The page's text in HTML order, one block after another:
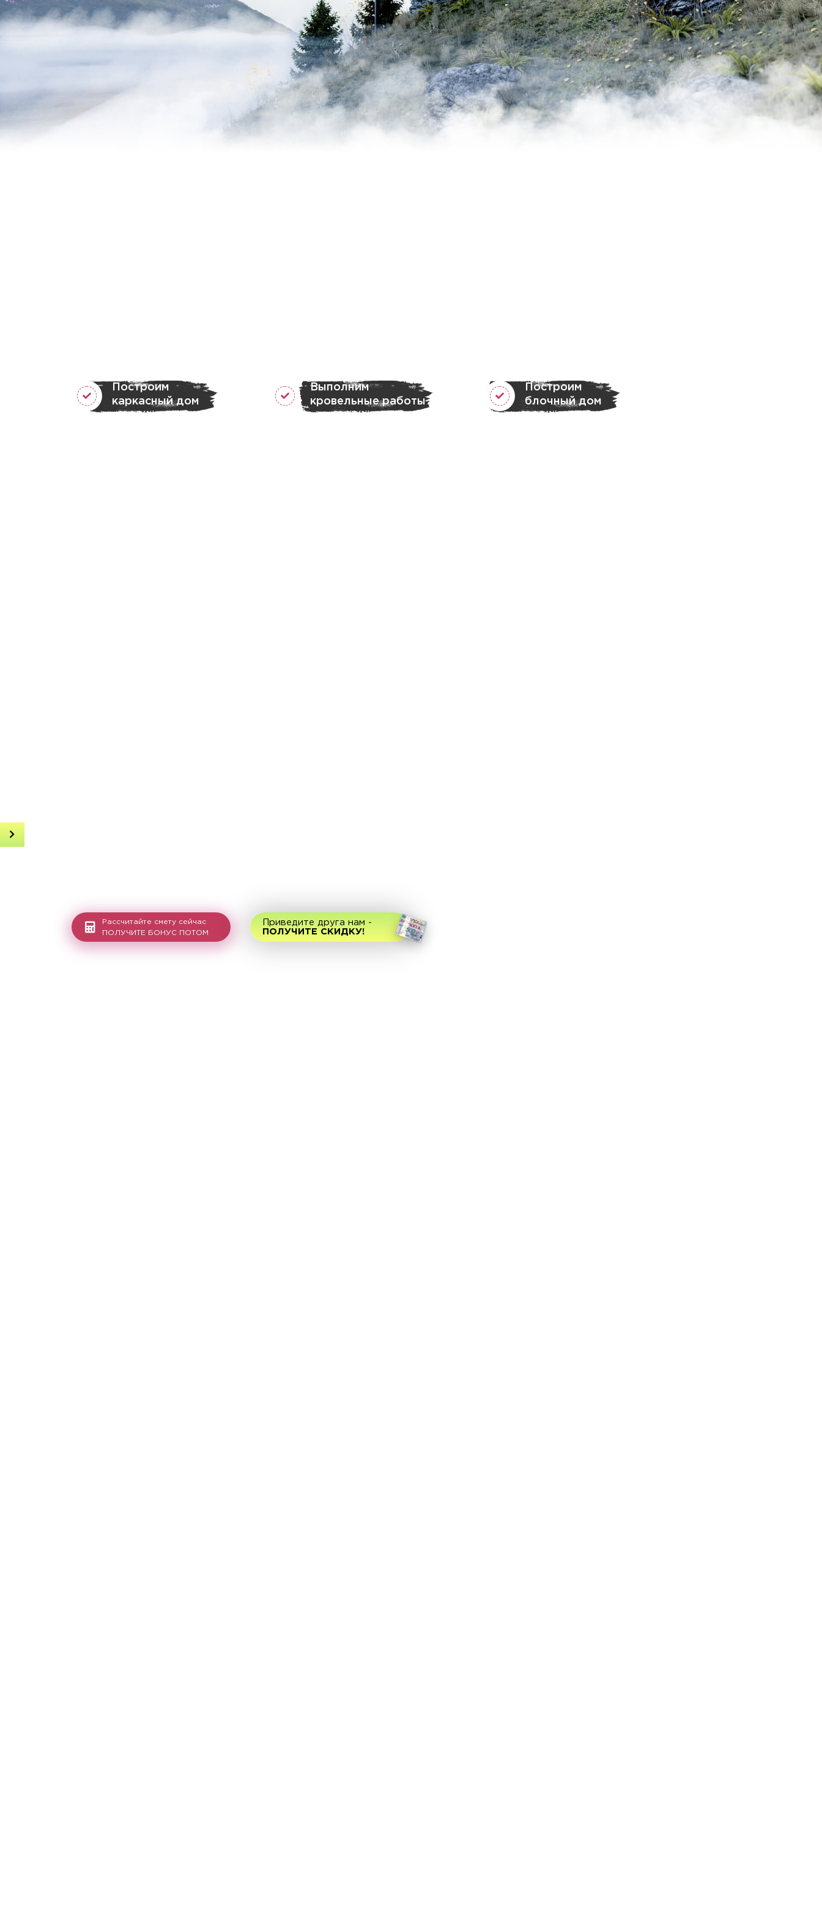
Построим
каркасный дом
Выполним
кровельные работы
Построим
блочный дом
Рассчитайте смету сейчас
ПОЛУЧИТЕ БОНУС ПОТОМ
Приведите друга нам -
ПОЛУЧИТЕ СКИДКУ!
Получить консультацию
Недавние работы